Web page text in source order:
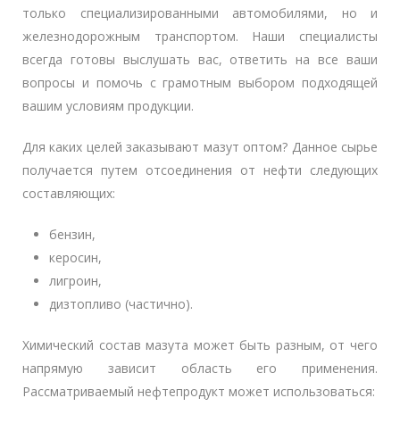
только специализированными автомобилями, но и
железнодорожным транспортом. Наши специалисты
всегда готовы выслушать вас, ответить на все ваши
вопросы и помочь с грамотным выбором подходящей
вашим условиям продукции.
Для каких целей заказывают мазут оптом? Данное сырье
получается путем отсоединения от нефти следующих
составляющих:
бензин,
керосин,
лигроин,
дизтопливо (частично).
Химический состав мазута может быть разным, от чего
напрямую зависит область его применения.
Рассматриваемый нефтепродукт может использоваться: